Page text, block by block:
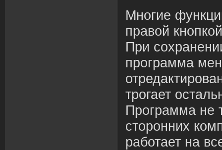
Многие
правой
При
программа
трогает
Программа не
сторонних
работает на